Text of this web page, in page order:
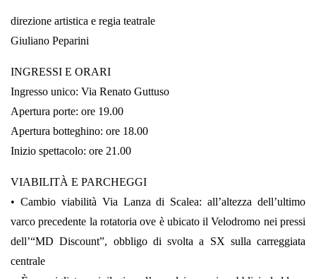
direzione artistica e regia teatrale
Giuliano Peparini
INGRESSI E ORARI
Ingresso unico: Via Renato Guttuso
Apertura porte: ore 19.00
Apertura botteghino: ore 18.00
Inizio spettacolo: ore 21.00
VIABILITÀ E PARCHEGGI
• Cambio viabilità Via Lanza di Scalea: all’altezza dell’ultimo
varco precedente la rotatoria ove è ubicato il Velodromo nei pressi
dell’“MD Discount”, obbligo di svolta a SX sulla carreggiata
centrale